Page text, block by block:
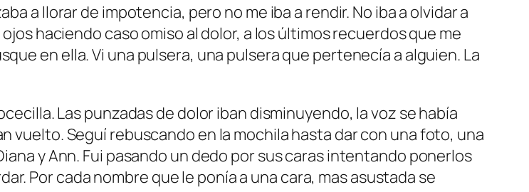
a llorar de impotencia, pero no me iba a rendir. No iba a olvidar a
haciendo caso omiso al dolor, a los últimos recuerdos que me
en ella. Vi una pulsera, una pulsera que pertenecía a alguien. La
Las punzadas de dolor iban disminuyendo, la voz se había
vuelto. Seguí rebuscando en la mochila hasta dar con una foto, una
y Ann. Fui pasando un dedo por sus caras intentando ponerlos
Por cada nombre que le ponía a una cara, mas asustada se